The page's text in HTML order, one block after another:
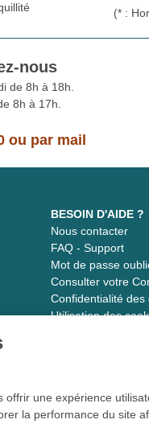
(* :
nous
de 8h à 18h.
8h à 17h.
ou par mail
BESOIN D'AIDE ?
Nous contacter
FAQ - Support
Mot de passe
Consulter votre
Confidentialité des
Utilisation des
offrir une expérience
la performance du site